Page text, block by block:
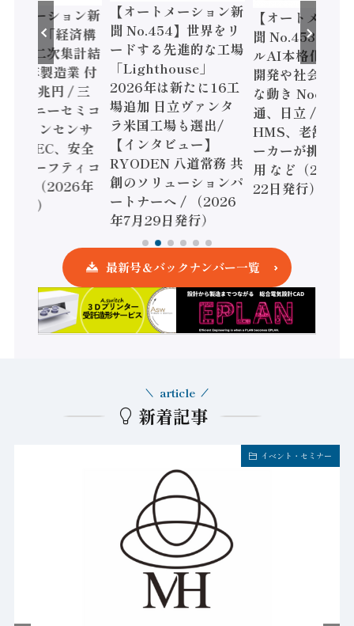
トメーション新
】「経済構
調査二次集計結
年製造業 付
額86兆円 / 三
とソニーセミコ
ジョンセンサ
/ IDEC、安全
すセーフティコ
ーラ（2026年
発行）
【オートメーション新
聞 No.454】世界をリ
ードする先進的な工場
「Lighthouse」
2026年は新たに16工
場追加 日立ヴァンタ
ラ米国工場も選出/
【インタビュー】
RYODEN 八道常務 共
創のソリューションパ
ートナーへ / （2026
年7月29日発行）
【オートメーシ
聞 No.453】フ
ルAI本格化へ
開発や社会実装
な動き Noetra
通、日立 / 兵神
HMS、老舗ポ
ーカーが挑むデ
用 など（2026
22日発行）
最新号＆バックナンバー一覧
新着記事
article
イベント・セミナー